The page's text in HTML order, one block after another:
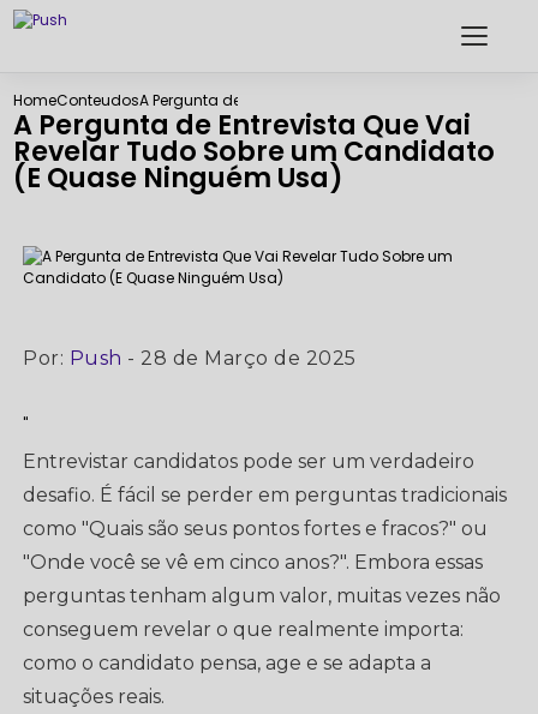
HomeConteudosA Pergunta de Entrevista Que Vai Revelar Tudo
A Pergunta de Entrevista Que Vai
Revelar Tudo Sobre um Candidato
(E Quase Ninguém Usa)
Por: Push - 28 de Março de 2025
"
Entrevistar candidatos pode ser um verdadeiro
desafio. É fácil se perder em perguntas tradicionais
como "Quais são seus pontos fortes e fracos?" ou
"Onde você se vê em cinco anos?". Embora essas
perguntas tenham algum valor, muitas vezes não
conseguem revelar o que realmente importa:
como o candidato pensa, age e se adapta a
situações reais.